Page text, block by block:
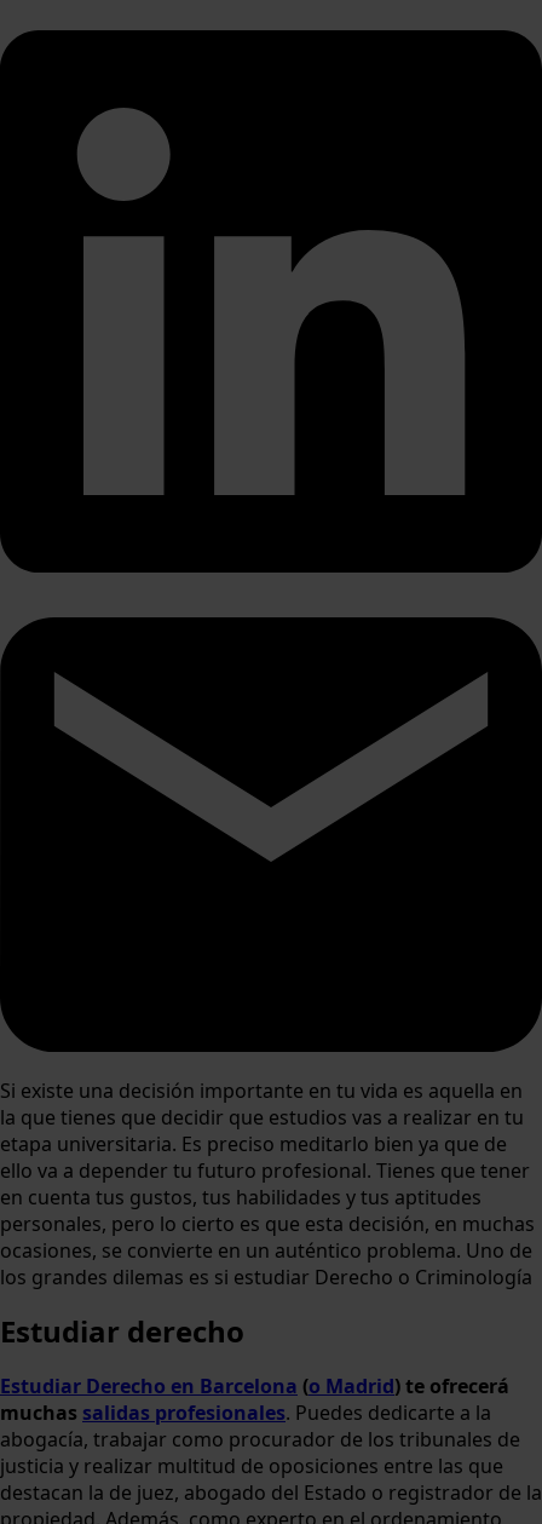
Si existe una decisión importante en tu vida es aquella en
la que tienes que decidir que estudios vas a realizar en tu
etapa universitaria. Es preciso meditarlo bien ya que de
ello va a depender tu futuro profesional. Tienes que tener
en cuenta tus gustos, tus habilidades y tus aptitudes
personales, pero lo cierto es que esta decisión, en muchas
ocasiones, se convierte en un auténtico problema. Uno de
los grandes dilemas es si estudiar Derecho o Criminología
Estudiar derecho
Estudiar Derecho en Barcelona (o Madrid) te ofrecerá
muchas salidas profesionales. Puedes dedicarte a la
abogacía, trabajar como procurador de los tribunales de
justicia y realizar multitud de oposiciones entre las que
destacan la de juez, abogado del Estado o registrador de la
propiedad. Además, como experto en el ordenamiento